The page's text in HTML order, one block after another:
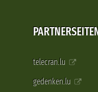
telecran.lu
gedenken.lu